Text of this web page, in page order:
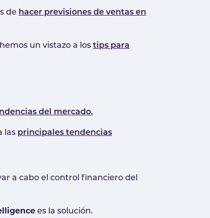
de hacer previsiones de ventas en
un vistazo a los tips para
del mercado.
las principales tendencias
a cabo el control financiero del
es la solución.